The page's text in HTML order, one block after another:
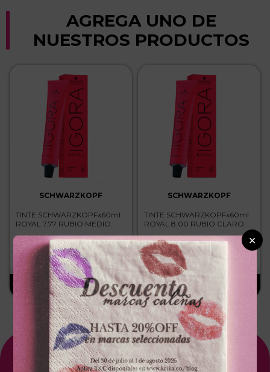
AGREGA UNO DE
NUESTROS PRODUCTOS
SCHWARZKOPF
TINTE SCHWARZKOPFx60ml
ROYAL 7.77 RUBIO MEDIO
$ 25 . 300 ＋
－
SCHWARZKOPF
TINTE SCHWARZKOPFx60ml
ROYAL 8.00 RUBIO CLARO
$ 25.300 －
Suscríbete A Nuestro NewsLetter
×